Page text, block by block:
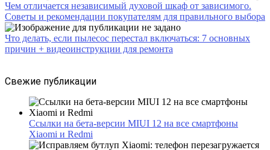
Чем отличается независимый духовой шкаф от зависимого.
Советы и рекомендации покупателям для правильного выбора
Что делать, если пылесос перестал включаться: 7 основных
причин + видеоинструкции для ремонта
Свежие публикации
Ссылки на бета-версии MIUI 12 на все смартфоны
Xiaomi и Redmi